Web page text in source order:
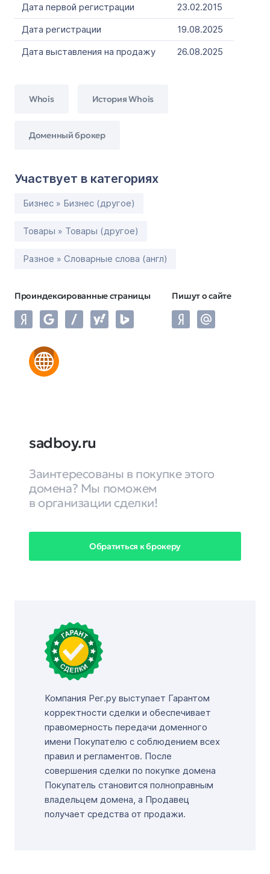
Дата первой регистрации
23.02.2015
Дата регистрации
19.08.2025
Дата выставления на продажу
26.08.2025
Whois История Whois
Доменный брокер
Участвует в категориях
Бизнес » Бизнес (другое)
Товары » Товары (другое)
Разное » Словарные слова (англ)
Проиндексированные страницы Пишут о сайте
sadboy.ru
Заинтересованы в покупке этого
домена? Мы поможем
в организации сделки!
Обратиться к брокеру
Компания Рег.ру выступает Гарантом
корректности сделки и обеспечивает
правомерность передачи доменного
имени Покупателю с соблюдением всех
правил и регламентов. После
совершения сделки по покупке домена
Покупатель становится полноправным
владельцем домена, а Продавец
получает средства от продажи.